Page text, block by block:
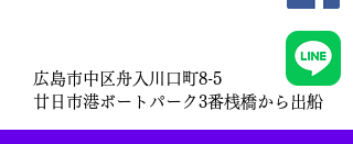
広島市中区舟入川口町8-5
​廿日市港ボートパーク3番桟橋から出船